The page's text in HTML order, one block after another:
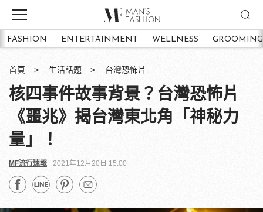
FASHION ENTERTAINMENT WELLNESS GROOMING
首頁 生活話題 台灣恐怖片
核四事件故事背景？台灣恐怖片
《噩兆》揭台灣東北角「神秘力
量」！
MF流行速報 2021年12月20日 15:00